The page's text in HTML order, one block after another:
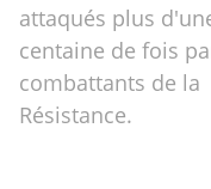
attaqués plus
centaine de fois
combattants de la
Résistance.